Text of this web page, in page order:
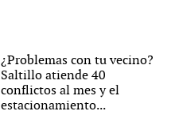
¿Problemas con tu vecino?
Saltillo atiende 40
conflictos al mes y el
estacionamiento...